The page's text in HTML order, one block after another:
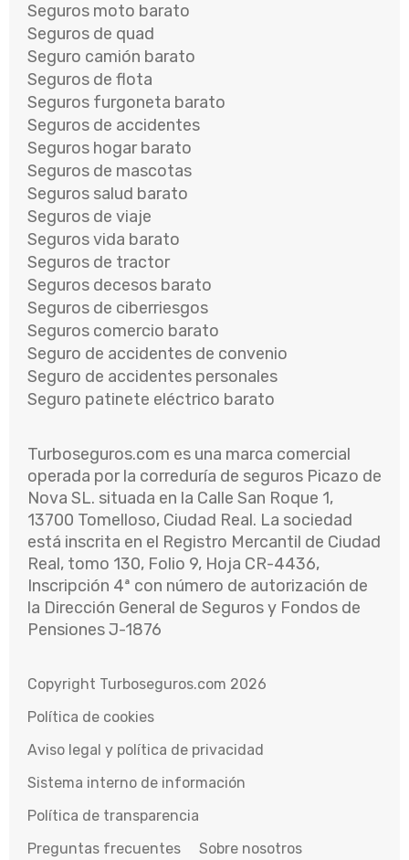
Seguros moto barato
Seguros de quad
Seguro camión barato
Seguros de flota
Seguros furgoneta barato
Seguros de accidentes
Seguros hogar barato
Seguros de mascotas
Seguros salud barato
Seguros de viaje
Seguros vida barato
Seguros de tractor
Seguros decesos barato
Seguros de ciberriesgos
Seguros comercio barato
Seguro de accidentes de convenio
Seguro de accidentes personales
Seguro patinete eléctrico barato
Turboseguros.com es una marca comercial
operada por la correduría de seguros Picazo de
Nova SL. situada en la Calle San Roque 1,
13700 Tomelloso, Ciudad Real. La sociedad
está inscrita en el Registro Mercantil de Ciudad
Real, tomo 130, Folio 9, Hoja CR-4436,
Inscripción 4ª con número de autorización de
la Dirección General de Seguros y Fondos de
Pensiones J-1876
Copyright Turboseguros.com 2026
Política de cookies
Aviso legal y política de privacidad
Sistema interno de información
Política de transparencia
Preguntas frecuentes
Sobre nosotros